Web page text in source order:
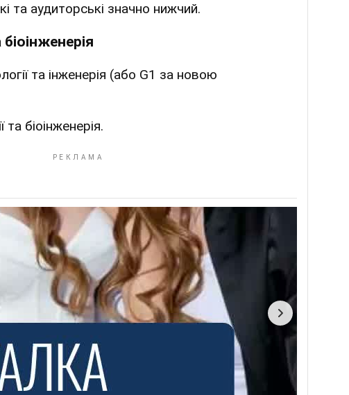
та аудиторські значно нижчий.
біоінженерія
та інженерія (або G1 за новою
та біоінженерія.